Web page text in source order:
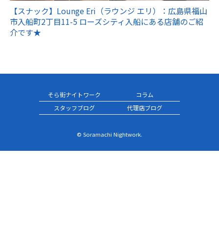
【スナック】Lounge Eri（ラウンジ エリ）：広島県福山
市入船町2丁目11-5 ローズシティ入船にある店舗のご紹
介です★
そら街ナイトワーク
コラム
スタッフブログ
代理店ブログ
© Soramachi Nightwork.